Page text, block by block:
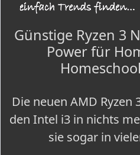
Günstige Ryzen 3
Power für
Die neuen AMD Ryzen
den Intel i3 in nichts
sie sogar in